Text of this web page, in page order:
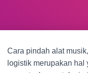
Cara pindah alat
logistik merupakan